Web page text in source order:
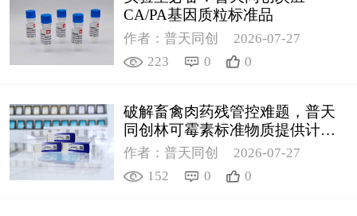
CA/PA基因质粒标准品
作者：普天同创
2026-07-27
223
0 0
破解畜禽肉药残管控难题，普天
同创林可霉素标准物质提供计量
支撑
作者：普天同创
2026-07-27
152
0 0